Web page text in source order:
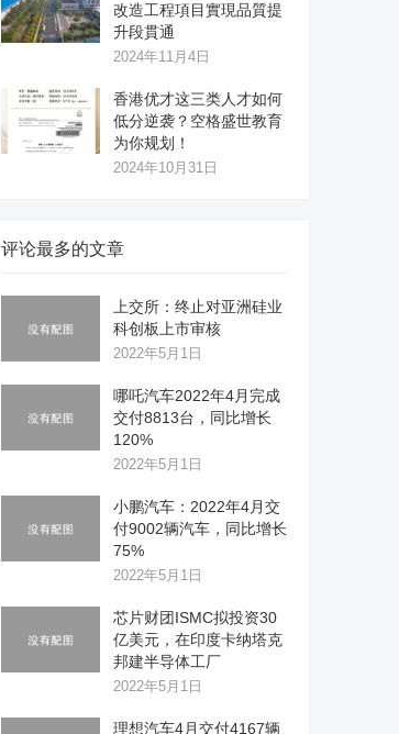
改造工程項目實現品質提
升段貫通
2024年11月4日
香港优才这三类人才如何
低分逆袭？空格盛世教育
为你规划！
2024年10月31日
评论最多的文章
上交所：终止对亚洲硅业
科创板上市审核
2022年5月1日
哪吒汽车2022年4月完成
交付8813台，同比增长
120%
2022年5月1日
小鹏汽车：2022年4月交
付9002辆汽车，同比增长
75%
2022年5月1日
芯片财团ISMC拟投资30
亿美元，在印度卡纳塔克
邦建半导体工厂
2022年5月1日
理想汽车4月交付4167辆